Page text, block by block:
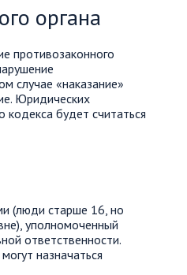
органа
противозаконного
случае «наказание»
Юридических
кодекса будет считаться
(люди старше 16, но
уполномоченный
ответственности.
назначаться